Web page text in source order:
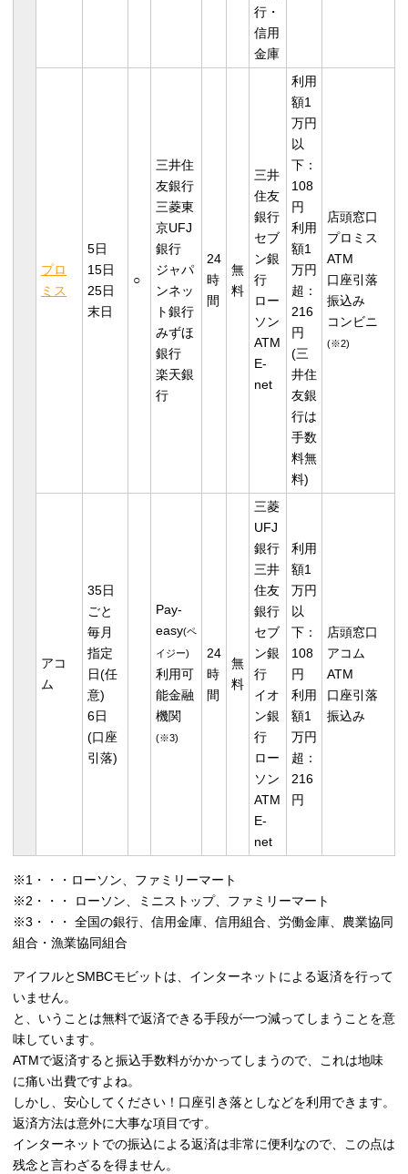
行・
信用
金庫
プロ
ミス
5日
15日
25日
末日
○
三井住
友銀行
三菱東
京UFJ
銀行
ジャパ
ンネッ
ト銀行
みずほ
銀行
楽天銀
行
24
時
間
無
料
三井
住友
銀行
セブ
ン銀
行
ロー
ソン
ATM
E-
net
利用
額1
万円
以
下：
108
円
利用
額1
万円
超：
216
円
(三
井住
友銀
行は
手数
料無
料)
店頭窓口
プロミス
ATM
口座引落
振込み
コンビニ
(※2)
アコ
ム
35日
ごと
毎月
指定
日(任
意)
6日
(口座
引落)
Pay-
easy(ペ
イジー)
利用可
能金融
機関
(※3)
24
時
間
無
料
三菱
UFJ
銀行
三井
住友
銀行
セブ
ン銀
行
イオ
ン銀
行
ロー
ソン
ATM
E-
net
利用
額1
万円
以
下：
108
円
利用
額1
万円
超：
216
円
店頭窓口
アコム
ATM
口座引落
振込み
※1・・・ローソン、ファミリーマート
※2・・・ ローソン、ミニストップ、ファミリーマート
※3・・・ 全国の銀行、信用金庫、信用組合、労働金庫、農業協同
組合・漁業協同組合
アイフルとSMBCモビットは、インターネットによる返済を行って
いません。
と、いうことは無料で返済できる手段が一つ減ってしまうことを意
味しています。
ATMで返済すると振込手数料がかかってしまうので、これは地味
に痛い出費ですよね。
しかし、安心してください！口座引き落としなどを利用できます。
返済方法は意外に大事な項目です。
インターネットでの振込による返済は非常に便利なので、この点は
残念と言わざるを得ません。